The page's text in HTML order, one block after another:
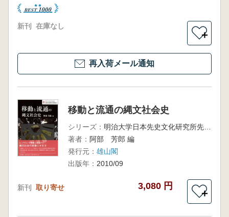
新刊 在庫なし
＋
再入荷メール通知
移動と流通の縄文社会史
シリーズ：
明治大学日本先史文化研究所先史文化研究の新視点2
著者： 阿部 芳郎 編
発行元： 雄山閣
出版年： 2010/09
新刊 取り寄せ 3,080 円
＋